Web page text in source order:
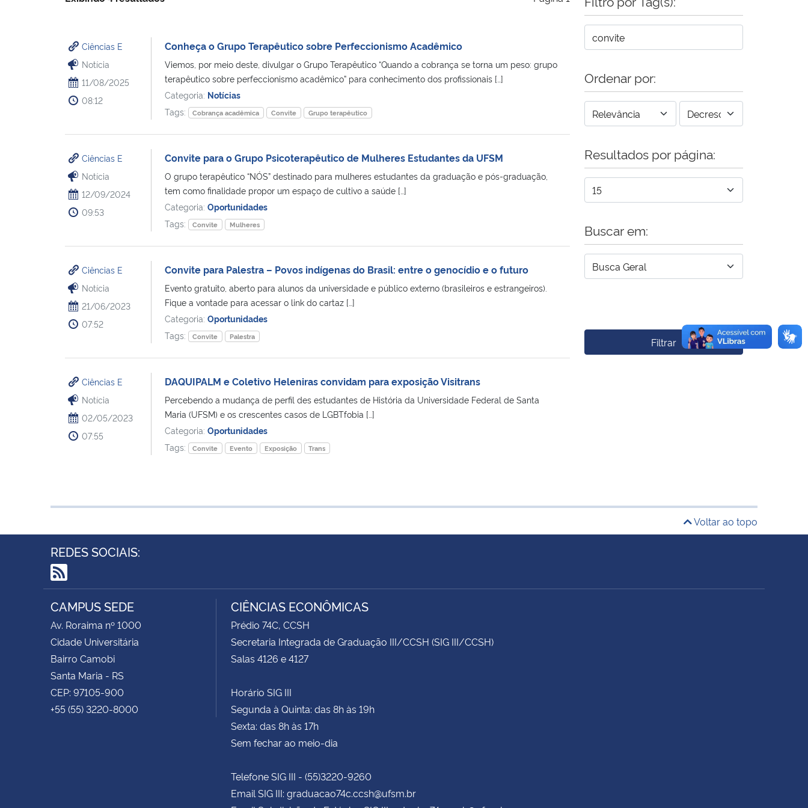
Ciências E
Notícia
11/08/2025
08:12
Conheça o Grupo Terapêutico sobre Perfeccionismo Acadêmico
Viemos, por meio deste, divulgar o Grupo Terapêutico “Quando a cobrança se torna um peso: grupo
terapêutico sobre perfeccionismo acadêmico” para conhecimento dos profissionais […]
Categoria: Notícias
Tags:
Cobrança acadêmica Convite Grupo terapêutico
Ciências E
Notícia
12/09/2024
09:53
Convite para o Grupo Psicoterapêutico de Mulheres Estudantes da UFSM
O grupo terapêutico “NÓS” destinado para mulheres estudantes da graduação e pós-graduação,
tem como finalidade propor um espaço de cultivo a saúde […]
Categoria: Oportunidades
Tags:
Convite Mulheres
Ciências E
Notícia
21/06/2023
07:52
Convite para Palestra – Povos indígenas do Brasil: entre o genocídio e o futuro
Evento gratuito, aberto para alunos da universidade e público externo (brasileiros e estrangeiros).
Fique a vontade para acessar o link do cartaz […]
Categoria: Oportunidades
Tags:
Convite Palestra
Ciências E
Notícia
02/05/2023
07:55
DAQUIPALM e Coletivo Heleniras convidam para exposição Visitrans
Percebendo a mudança de perfil des estudantes de História da Universidade Federal de Santa
Maria (UFSM) e os crescentes casos de LGBTfobia […]
Categoria: Oportunidades
Tags:
Convite Evento Exposição Trans
Ordenar por:
Resultados por página:
Buscar em:
Filtrar
Voltar ao topo
REDES SOCIAIS:
RSS
CAMPUS SEDE
Av. Roraima nº 1000
Cidade Universitária
Bairro Camobi
Santa Maria - RS
CEP: 97105-900
+55 (55) 3220-8000
CIÊNCIAS ECONÔMICAS
Prédio 74C, CCSH
Secretaria Integrada de Graduação III/CCSH (SIG III/CCSH)
Salas 4126 e 4127
Horário SIG III
Segunda à Quinta: das 8h às 19h
Sexta: das 8h às 17h
Sem fechar ao meio-dia
Telefone SIG III - (55)3220-9260
Email SIG III: graduacao74c.ccsh@ufsm.br